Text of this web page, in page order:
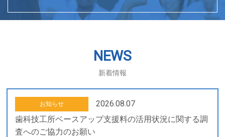
NEWS
新着情報
お知らせ
2026.08.07
歯科技工所ベースアップ支援料の活用状況に関する調
査へのご協力のお願い